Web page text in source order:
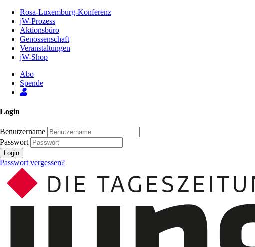
Inhalt
Seite
Rosa-Luxemburg-Konferenz
jW-Prozess
Aktionsbüro
Genossenschaft
Veranstaltungen
jW-Shop
Abo
Spende
Login
Benutzername
Passwort
Login
Passwort vergessen?